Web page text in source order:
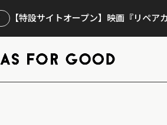
【特設サイトオープン】映画『リペ